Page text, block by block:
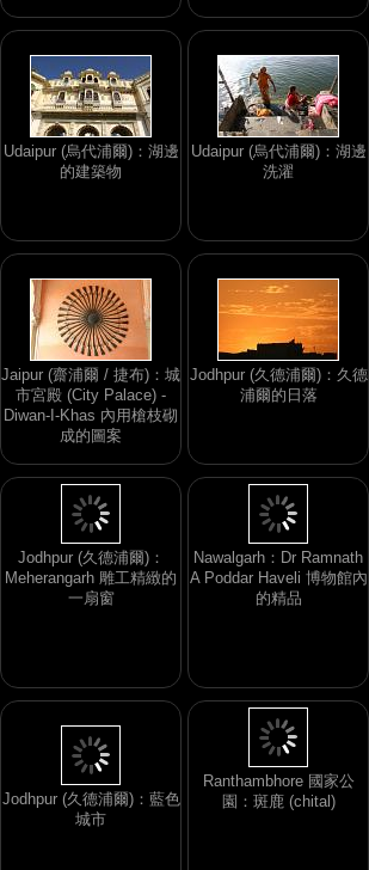
Udaipur (烏代浦爾)：湖邊
的建築物
Udaipur (烏代浦爾)：湖邊
洗濯
Jaipur (齋浦爾 / 捷布)：城
市宮殿 (City Palace) -
Diwan-I-Khas 內用槍枝砌
成的圖案
Jodhpur (久德浦爾)：久德
浦爾的日落
Jodhpur (久德浦爾)：藍色